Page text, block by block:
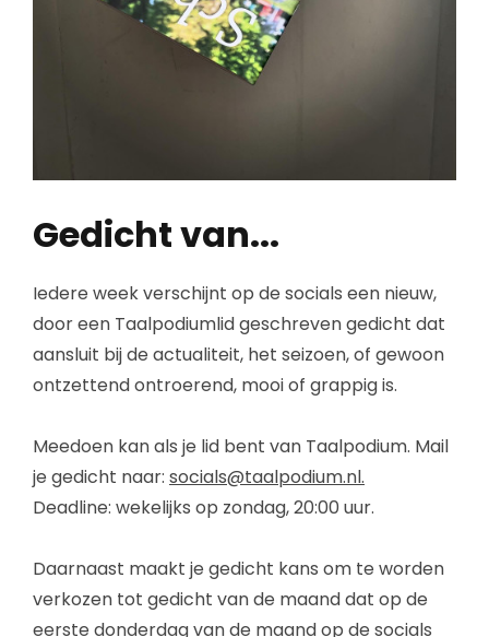
Gedicht van...
Iedere week verschijnt op de socials een nieuw,
door een Taalpodiumlid geschreven gedicht dat
aansluit bij de actualiteit, het seizoen, of gewoon
ontzettend ontroerend, mooi of grappig is.
Meedoen kan als je lid bent van Taalpodium. Mail
je gedicht naar: socials@taalpodium.nl.
Deadline: wekelijks op zondag, 20:00 uur.
Daarnaast maakt je gedicht kans om te worden
verkozen tot gedicht van de maand dat op de
eerste donderdag van de maand op de socials